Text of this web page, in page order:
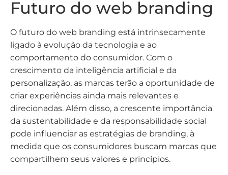
Futuro do web branding
O futuro do web branding está intrinsecamente
ligado à evolução da tecnologia e ao
comportamento do consumidor. Com o
crescimento da inteligência artificial e da
personalização, as marcas terão a oportunidade de
criar experiências ainda mais relevantes e
direcionadas. Além disso, a crescente importância
da sustentabilidade e da responsabilidade social
pode influenciar as estratégias de branding, à
medida que os consumidores buscam marcas que
compartilhem seus valores e princípios.